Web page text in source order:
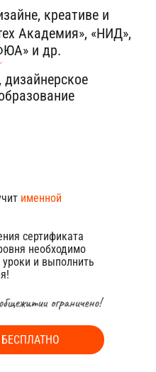
именной
сертификата
необходимо
уроки и выполнить